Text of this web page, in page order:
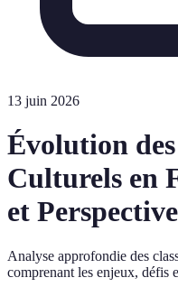
13 juin 2026
Évolution
Culturels en
et
Analyse approfondie des
comprenant les enjeux, défis